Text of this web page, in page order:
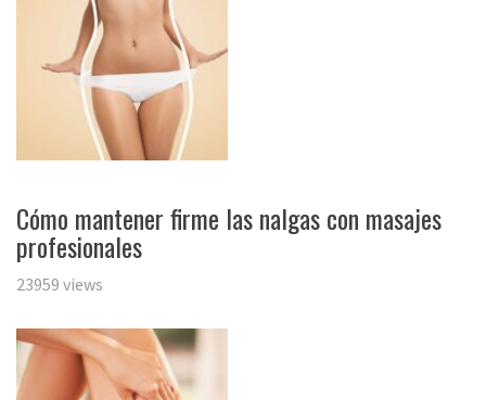
Cómo mantener firme las nalgas con masajes
profesionales
23959 views